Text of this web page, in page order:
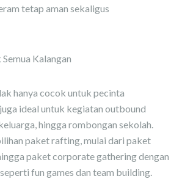
tetap aman sekaligus
Kalangan
hanya cocok untuk pecinta
ideal untuk kegiatan outbound
hingga rombongan sekolah.
paket rafting, mulai dari paket
paket corporate gathering dengan
fun games dan team building.